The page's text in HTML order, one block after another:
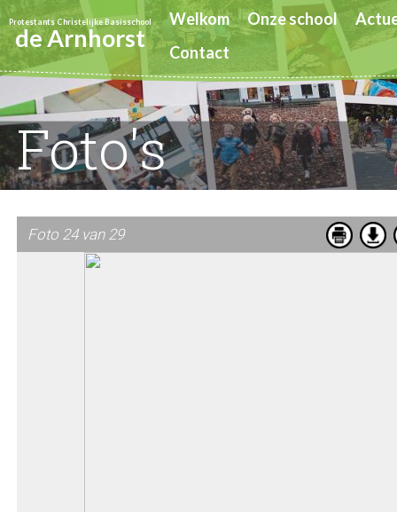
Foto's
Protestants Christelijke Basisschool
de Arnhorst
Welkom Onze school
Contact
Foto 24 van 29